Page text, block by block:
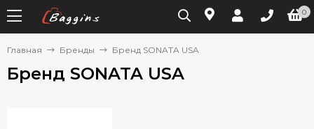
0
Главная Бренды Бренд SONATA USA
Бренд SONATA USA